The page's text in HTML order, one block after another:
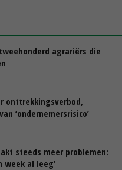
agrariërs die
onttrekkingsverbod,
‘ondernemersrisico’
steeds meer problemen:
week al leeg’